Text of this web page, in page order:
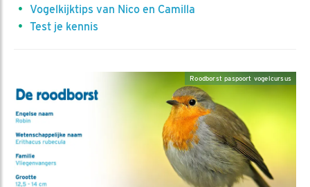
Vogelkijktips van Nico en Camilla
Test je kennis
Roodborst paspoort vogelcursus